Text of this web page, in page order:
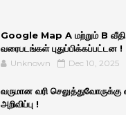
Google Map A மற்றும் B வீதி
வரைபடங்கள் புதுப்பிக்கப்பட்டன !
Unknown Dec 10, 2025
வருமான வரி செலுத்துவோருக்கு
அறிவிப்பு !